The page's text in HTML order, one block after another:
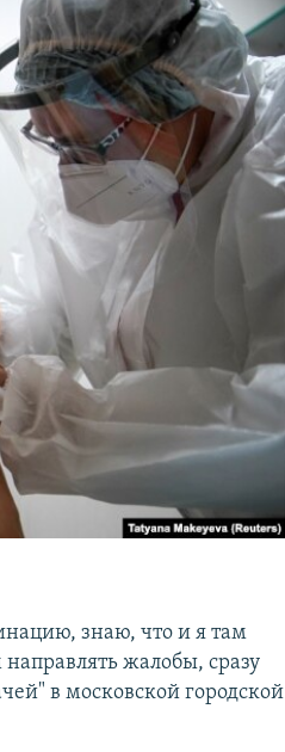
знаю, что и я там
жалобы, сразу
в московской городской